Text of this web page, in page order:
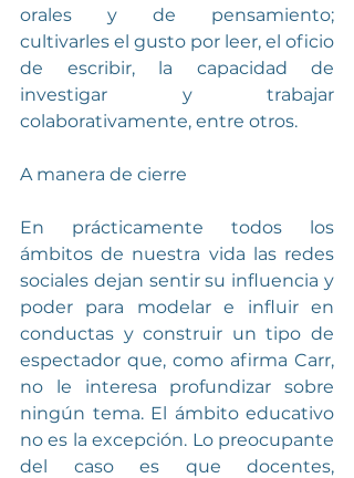
orales y de pensamiento;
cultivarles el gusto por leer, el oficio
de escribir, la capacidad de
investigar y trabajar
colaborativamente, entre otros.
A manera de cierre
En prácticamente todos los
ámbitos de nuestra vida las redes
sociales dejan sentir su influencia y
poder para modelar e influir en
conductas y construir un tipo de
espectador que, como afirma Carr,
no le interesa profundizar sobre
ningún tema. El ámbito educativo
no es la excepción. Lo preocupante
del caso es que docentes,